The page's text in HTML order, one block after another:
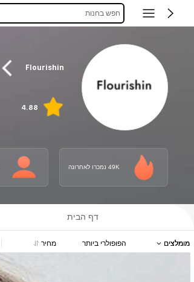
חפש בחנות
Flourishin
4.88
49K נמכרו לאחרונה
דף הבית
מומלצים הפופולרי ביותר מחיר